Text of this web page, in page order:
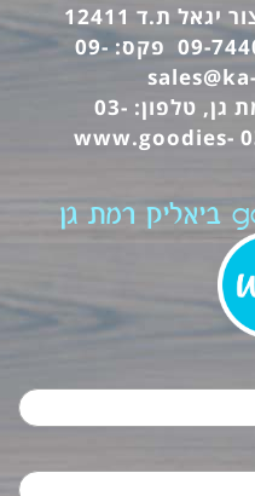
ק.א שוקולד בע"מ, בזלת 3 צור יגאל ת.ד 12411
מיקוד: 44862, טלפון: 09-7440473 פקס: 09-
חנות היבואן: ביאליק 50, רמת גן, טלפון: 03-
www.goodies-